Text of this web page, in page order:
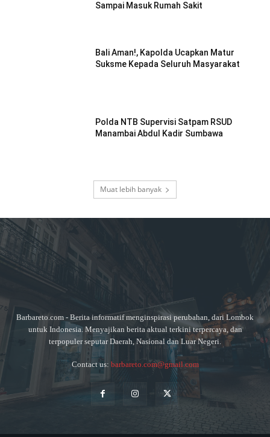
Sampai Masuk Rumah Sakit
Bali Aman!, Kapolda Ucapkan Matur
Suksme Kepada Seluruh Masyarakat
Polda NTB Supervisi Satpam RSUD
Manambai Abdul Kadir Sumbawa
Muat lebih banyak
Barbareto.com - Berita informatif menginspirasi perubahan, dari Lombok
untuk Indonesia. Menyajikan berita aktual terkini terpercaya, dan
terpopuler seputar Daerah, Nasional dan Luar Negeri.
Contact us: barbareto.com@gmail.com